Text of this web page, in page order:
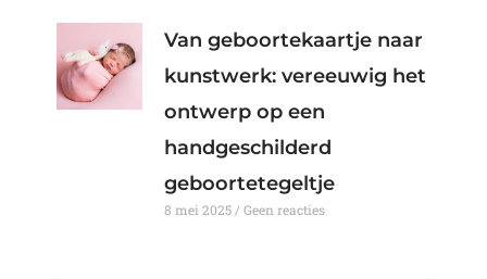
Van geboortekaartje naar
kunstwerk: vereeuwig het
ontwerp op een
handgeschilderd
geboortetegeltje
8 mei 2025 Geen reacties